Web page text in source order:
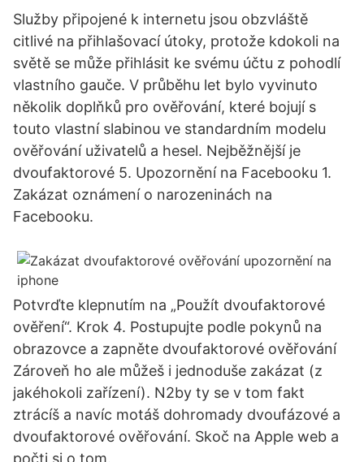
Služby připojené k internetu jsou obzvláště
citlivé na přihlašovací útoky, protože kdokoli na
světě se může přihlásit ke svému účtu z pohodlí
vlastního gauče. V průběhu let bylo vyvinuto
několik doplňků pro ověřování, které bojují s
touto vlastní slabinou ve standardním modelu
ověřování uživatelů a hesel. Nejběžnější je
dvoufaktorové 5. Upozornění na Facebooku 1.
Zakázat oznámení o narozeninách na
Facebooku.
Potvrďte klepnutím na „Použít dvoufaktorové
ověření“. Krok 4. Postupujte podle pokynů na
obrazovce a zapněte dvoufaktorové ověřování
Zároveň ho ale můžeš i jednoduše zakázat (z
jakéhokoli zařízení). N2by ty se v tom fakt
ztrácíš a navíc motáš dohromady dvoufázové a
dvoufaktorové ověřování. Skoč na Apple web a
počti si o tom.